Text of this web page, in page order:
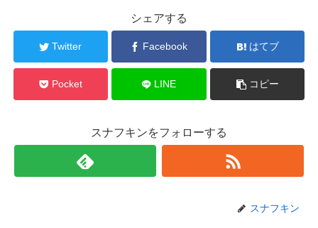
シェアする
Twitter Facebook はてブ
Pocket LINE コピー
スナフキンをフォローする
スナフキン